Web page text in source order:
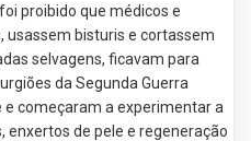
proibido que médicos e
usassem bisturis e cortassem
selvagens, ficavam para
da Segunda Guerra
começaram a experimentar a
de pele e regeneração